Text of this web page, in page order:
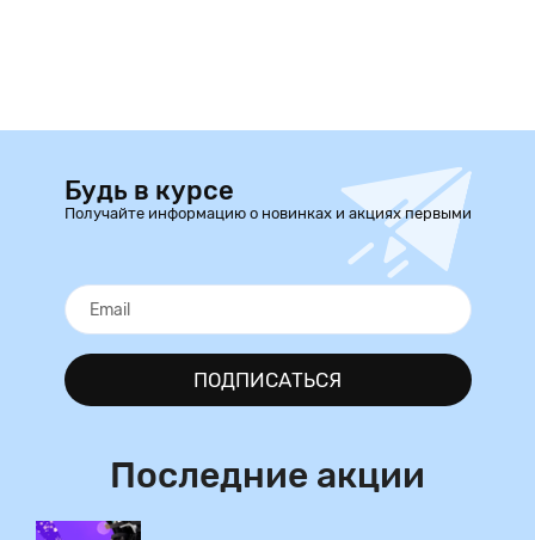
Будь в курсе
Получайте информацию о новинках и акциях первыми
ПОДПИСАТЬСЯ
Последние акции